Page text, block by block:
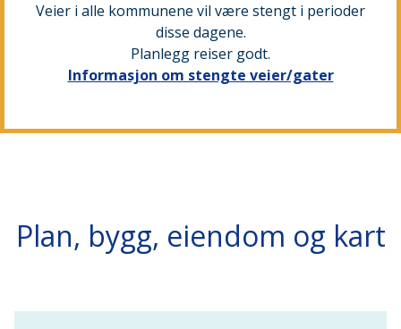
Veier i alle kommunene vil være stengt i perioder
disse dagene.
Planlegg reiser godt.
Informasjon om stengte veier/gater
Plan, bygg, eiendom og kart